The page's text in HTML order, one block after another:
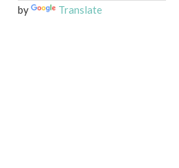
by
Translate